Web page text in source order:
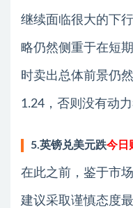
继续面临很大的下
略仍然侧重于在短
时卖出总体前景仍
1.24，否则没有动
5.英镑兑美元跌今日
在此之前，鉴于市
建议采取谨慎态度